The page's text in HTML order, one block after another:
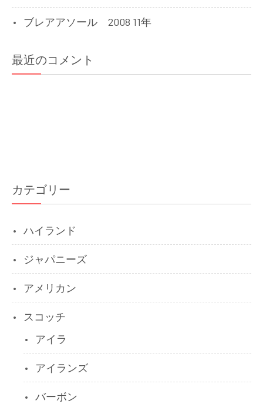
ブレアアソール 2008 11年
最近のコメント
カテゴリー
ハイランド
ジャパニーズ
アメリカン
スコッチ
アイラ
アイランズ
バーボン